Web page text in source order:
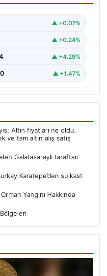
▲ +0.07%
▲ +0.24%
▲ +4.29%
▲ +1.47%
Altın fiyatları ne oldu,
ve tam altın alış satış
Galatasaraylı taraftarı
Karatepe’den suikast
Yangını Hakkında